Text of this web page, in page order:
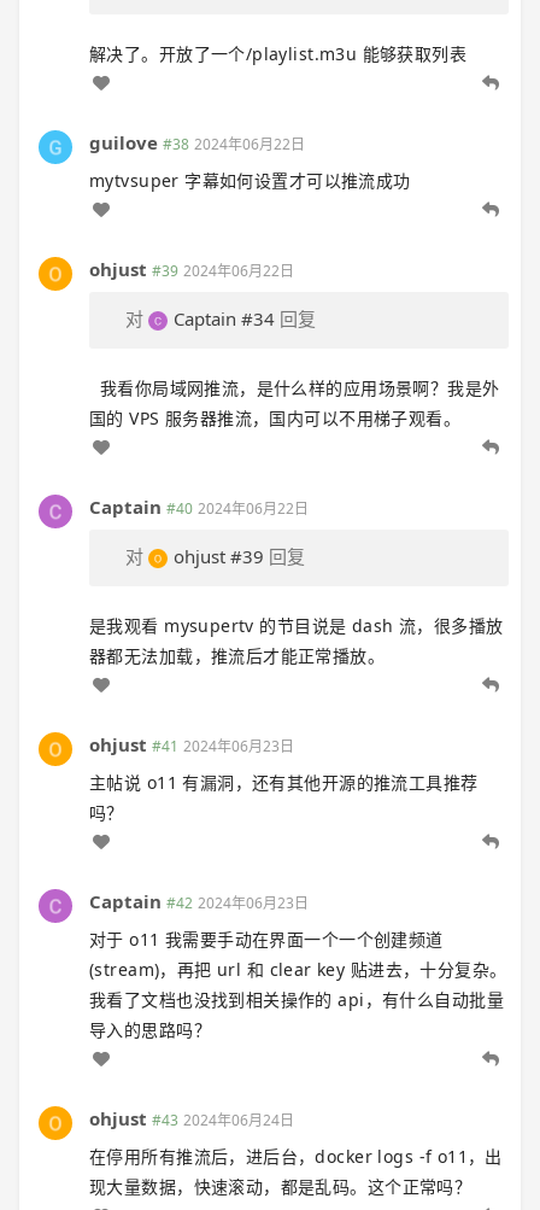
解决了。开放了一个/playlist.m3u 能够获取列表
guilove #38 2024年06月22日
mytvsuper 字幕如何设置才可以推流成功
ohjust #39 2024年06月22日
对 Captain #34 回复
我看你局域网推流，是什么样的应用场景啊？我是外
国的 VPS 服务器推流，国内可以不用梯子观看。
Captain #40 2024年06月22日
对 ohjust #39 回复
是我观看 mysupertv 的节目说是 dash 流，很多播放
器都无法加载，推流后才能正常播放。
ohjust #41 2024年06月23日
主帖说 o11 有漏洞，还有其他开源的推流工具推荐
吗？
Captain #42 2024年06月23日
对于 o11 我需要手动在界面一个一个创建频道
(stream)，再把 url 和 clear key 贴进去，十分复杂。
我看了文档也没找到相关操作的 api，有什么自动批量
导入的思路吗？
ohjust #43 2024年06月24日
在停用所有推流后，进后台，docker logs -f o11，出
现大量数据，快速滚动，都是乱码。这个正常吗？